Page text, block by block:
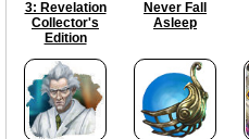
3: Revelation
Collector's
Edition
Never Fall
Asleep